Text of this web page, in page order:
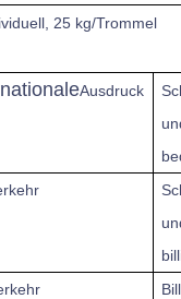
25 kg/Trommel
Ausdruck